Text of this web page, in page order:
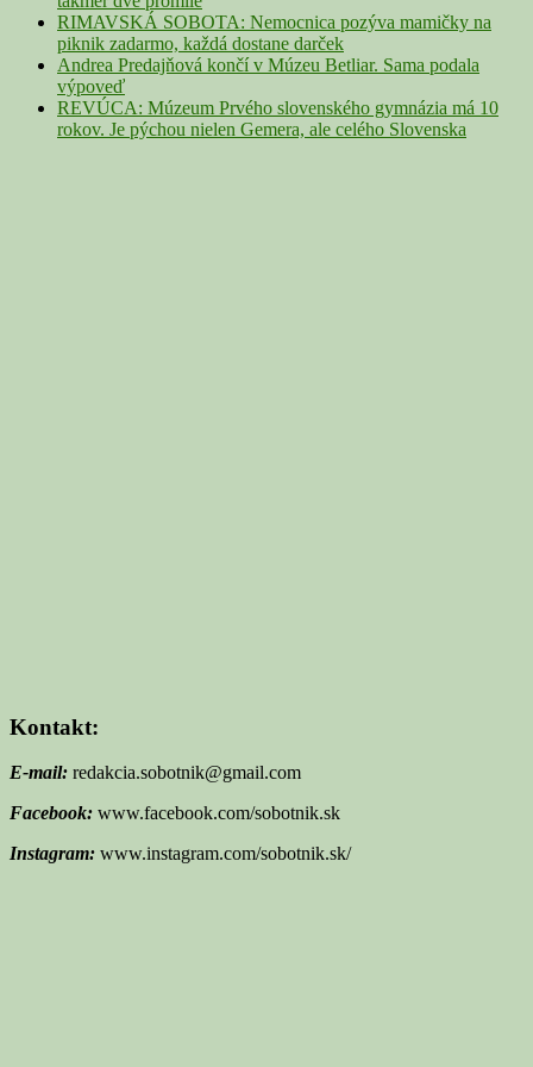
RIMAVSKÁ SOBOTA: Nemocnica pozýva mamičky na
piknik zadarmo, každá dostane darček
Andrea Predajňová končí v Múzeu Betliar. Sama podala
výpoveď
REVÚCA: Múzeum Prvého slovenského gymnázia má 10
rokov. Je pýchou nielen Gemera, ale celého Slovenska
Kontakt:
E-mail: redakcia.sobotnik@gmail.com
Facebook: www.facebook.com/sobotnik.sk
Instagram: www.instagram.com/sobotnik.sk/